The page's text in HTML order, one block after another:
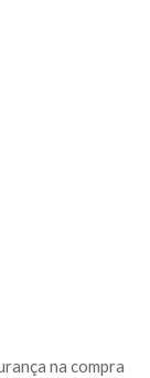
na compra